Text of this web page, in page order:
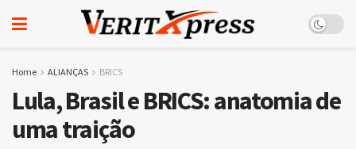
Home ALIANÇAS BRICS
Lula, Brasil e BRICS: anatomia de
uma traição